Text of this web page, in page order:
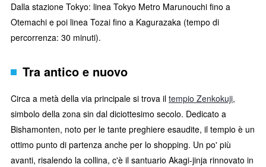
Dalla stazione Tokyo: linea Tokyo Metro Marunouchi fino a
Otemachi e poi linea Tozai fino a Kagurazaka (tempo di
percorrenza: 30 minuti).
Tra antico e nuovo
Circa a metà della via principale si trova il tempio Zenkokuji,
simbolo della zona sin dal diciottesimo secolo. Dedicato a
Bishamonten, noto per le tante preghiere esaudite, il tempio è un
ottimo punto di partenza anche per lo shopping. Un po' più
avanti, risalendo la collina, c'è il santuario Akagi-jinja rinnovato in